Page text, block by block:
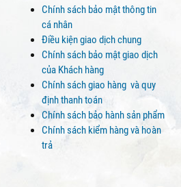
Chính sách bảo mật thông tin
cá nhân
Điều kiện giao dịch chung
Chính sách bảo mật giao dịch
của Khách hàng
Chính sách giao hàng và quy
định thanh toán
Chính sách bảo hành sản phẩm
Chính sách kiểm hàng và hoàn
trả